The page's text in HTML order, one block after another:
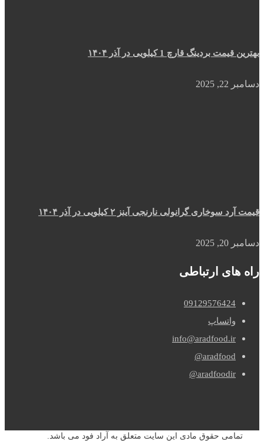
بهترین قیمت بردینگ قارچ 1 کیلویی در آذر ۱۴۰۴
دسامبر 22, 2025
قیمت آرد سوخاری گرانولی نارنجی آینز ۲ کیلویی در آذر ۱۴۰۴
دسامبر 20, 2025
راه های ارتباطی
09129576424
واتساپ
info@aradfood.ir
aradfood@
aradfoodir@
تمامی حقوق مادی این سایت متعلق به آراد فود می باشد.